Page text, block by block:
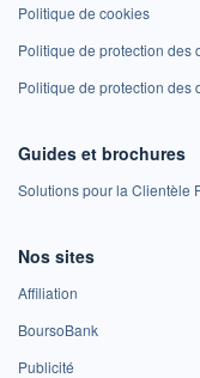
Politique de cookies
Politique de protection des
Politique de protection des
Guides et brochures
Solutions pour la Clientèle
Nos sites
Affiliation
BoursoBank
Publicité